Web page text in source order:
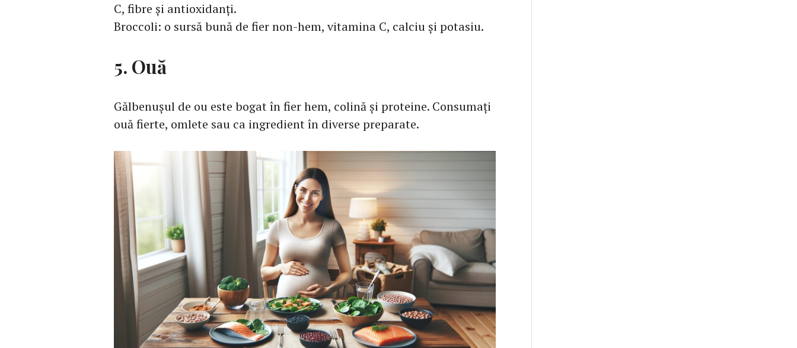
C, fibre și antioxidanți.
Broccoli: o sursă bună de fier non-hem, vitamina C, calciu și potasiu.
5. Ouă
Gălbenușul de ou este bogat în fier hem, colină și proteine. Consumați
ouă fierte, omlete sau ca ingredient în diverse preparate.